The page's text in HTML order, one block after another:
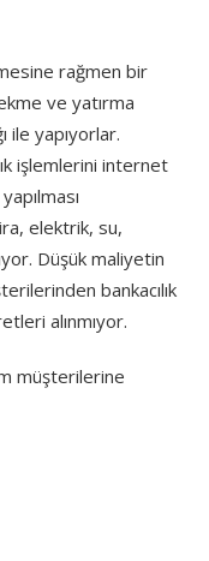
rağmen bir
ve yatırma
ile yapıyorlar.
işlemlerini internet
elektrik, su,
Düşük maliyetin
bankacılık
alınmıyor.
müşterilerine